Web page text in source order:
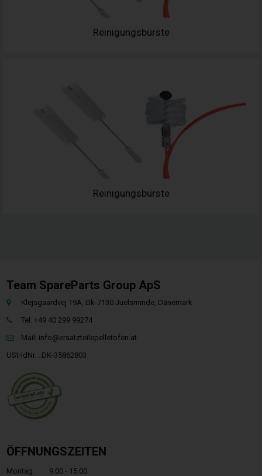
Reinigungsbürste
Reinigungsbürste
Team SpareParts Group ApS
Klejsgaardvej 19A, Dk-7130 Juelsminde, Dänemark
Tel: +49 40 299 99274
Mail: info@ersatzteilepelletofen.at
USt-IdNr. : DK-35862803
ÖFFNUNGSZEITEN
Montag:
9.00 - 15.00